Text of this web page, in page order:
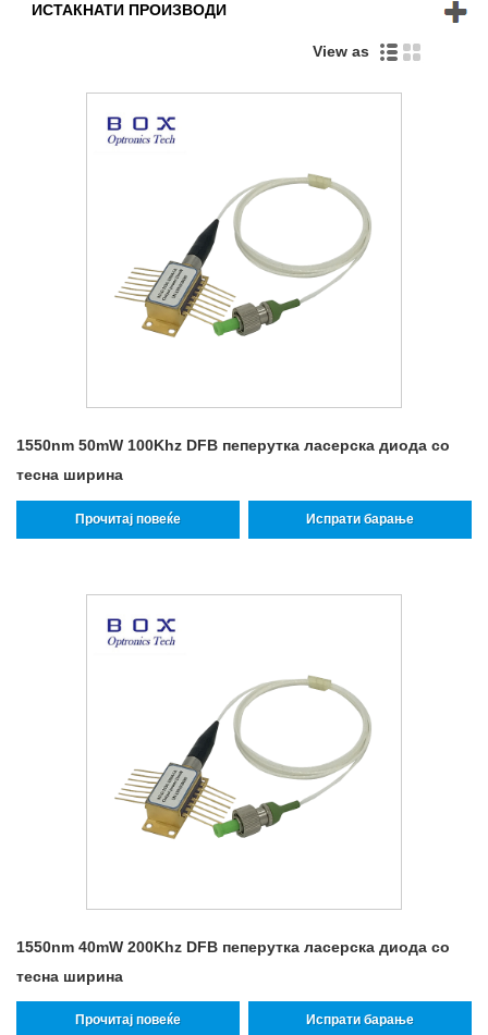
ИСТАКНАТИ ПРОИЗВОДИ
View as
1550nm 50mW 100Khz DFB пеперутка ласерска диода со
тесна ширина
Прочитај повеќе Испрати барање
1550nm 40mW 200Khz DFB пеперутка ласерска диода со
тесна ширина
Прочитај повеќе Испрати барање